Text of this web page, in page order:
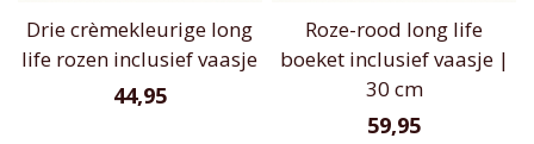
Drie crèmekleurige long
life rozen inclusief vaasje
44,95
Roze-rood long life
boeket inclusief vaasje |
30 cm
59,95